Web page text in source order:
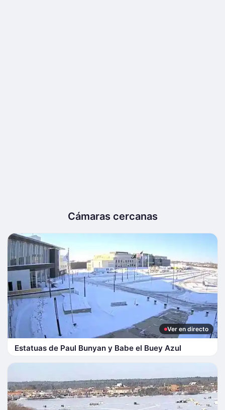
Cámaras cercanas
Ver en directo
Estatuas de Paul Bunyan y Babe el Buey Azul